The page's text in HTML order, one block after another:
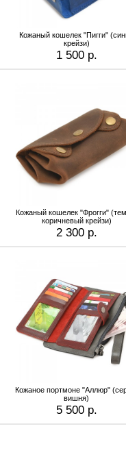
Кожаный кошелек "Пигги"
крейзи)
1 500 р.
Кожаный кошелек "Фрогги"
коричневый крейзи)
2 300 р.
Кожаное портмоне "Аллюр"
вишня)
5 500 р.